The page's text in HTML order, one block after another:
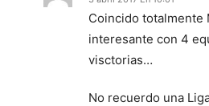
Coincido totalmente
interesante con 4
visctorias…
No recuerdo una